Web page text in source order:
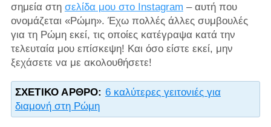
σημεία στη σελίδα μου στο Instagram – αυτή που
ονομάζεται «Ρώμη». Έχω πολλές άλλες συμβουλές
για τη Ρώμη εκεί, τις οποίες κατέγραψα κατά την
τελευταία μου επίσκεψη! Και όσο είστε εκεί, μην
ξεχάσετε να με ακολουθήσετε!
ΣΧΕΤΙΚΌ ΆΡΘΡΟ: 6 καλύτερες γειτονιές για
διαμονή στη Ρώμη